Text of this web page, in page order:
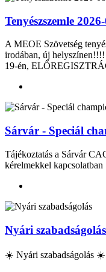
Tenyészszemle
A MEOE Szövetség
irodában, új
19-én,
Sárvár - Speciál
Tájékoztatás a Sárvár
kérelmekkel kapcsolatban
Nyári szabadságolás
☀️ Nyári szabadságolás